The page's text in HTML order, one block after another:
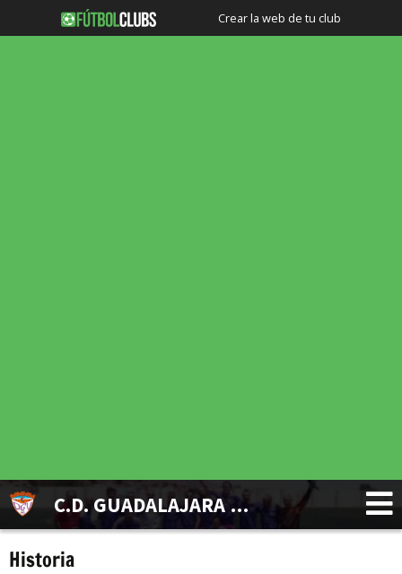
Crear la web de tu club
C.D. GUADALAJARA VETERANOS
Historia